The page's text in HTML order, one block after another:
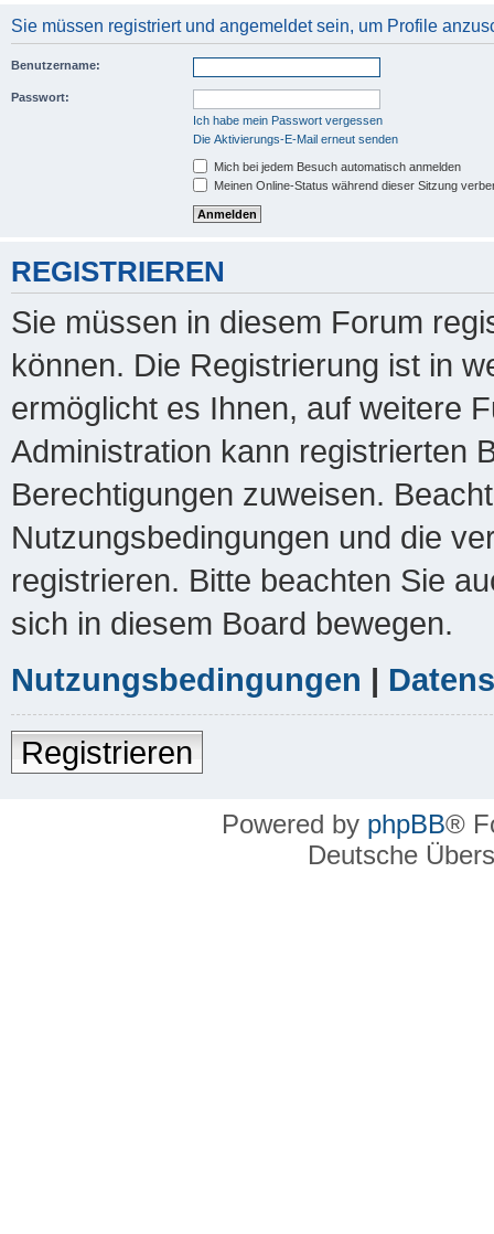
Sie müssen registriert und angemeldet sein, um Profile
Benutzername:
Passwort:
Ich habe mein Passwort vergessen
Die Aktivierungs-E-Mail erneut senden
Mich bei jedem Besuch automatisch anmelden
Meinen Online-Status während dieser Sitzung
REGISTRIEREN
Sie müssen in diesem Forum
können. Die Registrierung ist in
ermöglicht es Ihnen, auf weitere
Administration kann registrierten
Berechtigungen zuweisen.
Nutzungsbedingungen und die
registrieren. Bitte beachten Sie
sich in diesem Board bewegen.
Nutzungsbedingungen |
Registrieren
Powered by phpBB®
Deutsche